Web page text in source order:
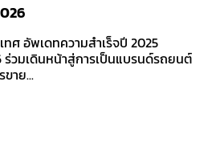
ทศ อัพเดทความสำเร็จปี 2025
วมเดินหน้าสู่การเป็นแบรนด์รถยนต์
าย...